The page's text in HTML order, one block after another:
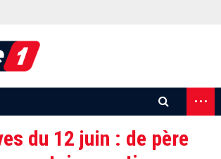
...
du 12 juin : de père